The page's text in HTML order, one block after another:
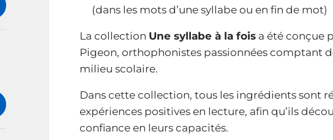
(dans les mots d’une syllabe ou en fin de mot)
La collection Une syllabe à la fois a été conçue
Pigeon, orthophonistes passionnées comptant
milieu scolaire.
Dans cette collection, tous les ingrédients sont
expériences positives en lecture, afin qu’ils
confiance en leurs capacités.